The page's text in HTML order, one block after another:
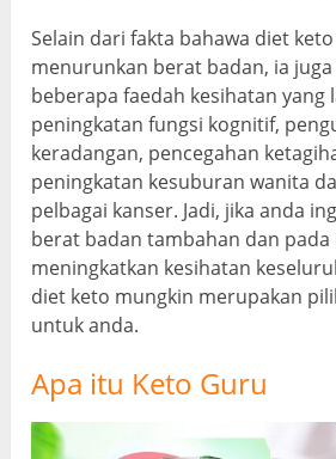
Selain dari fakta bahawa diet
menurunkan berat badan, ia
beberapa faedah kesihatan yang
peningkatan fungsi kognitif,
keradangan, pencegahan
peningkatan kesuburan wanita
pelbagai kanser. Jadi, jika anda
berat badan tambahan dan pada
meningkatkan kesihatan
diet keto mungkin merupakan
untuk anda.
Apa itu Keto Guru